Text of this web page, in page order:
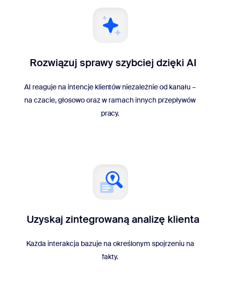
Rozwiązuj sprawy szybciej dzięki AI
AI reaguje na intencje klientów niezależnie od kanału –
na czacie, głosowo oraz w ramach innych przepływów
pracy.
Uzyskaj zintegrowaną analizę klienta
Każda interakcja bazuje na określonym spojrzeniu na
fakty.